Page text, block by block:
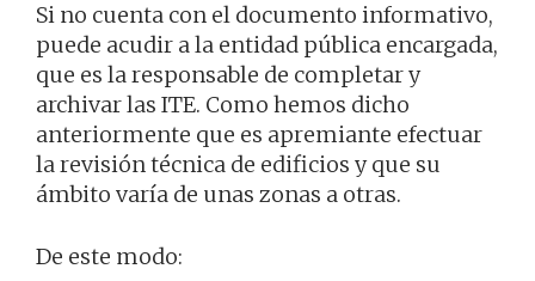
Si no cuenta con el documento informativo,
puede acudir a la entidad pública encargada,
que es la responsable de completar y
archivar las ITE. Como hemos dicho
anteriormente que es apremiante efectuar
la revisión técnica de edificios y que su
ámbito varía de unas zonas a otras.
De este modo: